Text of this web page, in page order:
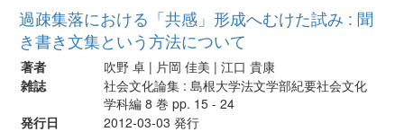
過疎集落における「共感」形成へむけた試み : 聞
き書き文集という方法について
著者
吹野 卓 | 片岡 佳美 | 江口 貴康
雑誌
社会文化論集 : 島根大学法文学部紀要社会文化
学科編 8 巻 pp. 15 - 24
発行日
2012-03-03 発行